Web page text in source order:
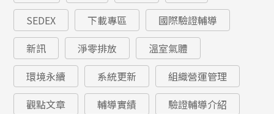
SEDEX
下載專區
國際驗證輔導
新訊
淨零排放
溫室氣體
環境永續
系統更新
組織營運管理
觀點文章
輔導實績 驗證輔導介紹